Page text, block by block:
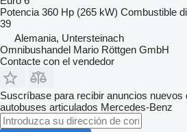
Potencia 360 Hp (265 kW) Combustible
39
Alemania, Untersteinach
Omnibushandel Mario Röttgen GmbH
Contacte con el vendedor
Suscríbase para recibir anuncios nuevos
autobuses articulados Mercedes-Benz